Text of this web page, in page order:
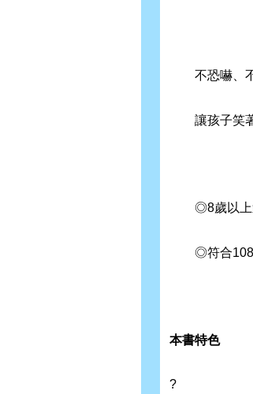
不恐嚇、不
讓孩子笑著
◎8歲以上適
◎符合108課
本書特色
?